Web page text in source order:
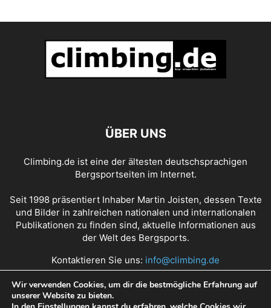
ÜBER UNS
Climbing.de ist eine der ältesten deutschsprachigen
Bergsportseiten im Internet.
Seit 1998 präsentiert Inhaber Martin Joisten, dessen Texte
und Bilder in zahlreichen nationalen und internationalen
Publikationen zu finden sind, aktuelle Informationen aus
der Welt des Bergsports.
Kontaktieren Sie uns: info@climbing.de
Über Climbing.de RSS Feed Mediadaten
Wir verwenden Cookies, um dir die bestmögliche Erfahrung auf
unserer Website zu bieten.